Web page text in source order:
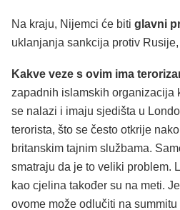
Na kraju, Nijemci će biti glavni
uklanjanja sankcija protiv
Kakve veze s ovim ima
zapadnih islamskih organizacija
se nalazi i imaju sjedišta u
terorista, što se često otkrije
britanskim tajnim službama.
smatraju da je to veliki problem.
kao cjelina također su na meti.
ovome može odlučiti na